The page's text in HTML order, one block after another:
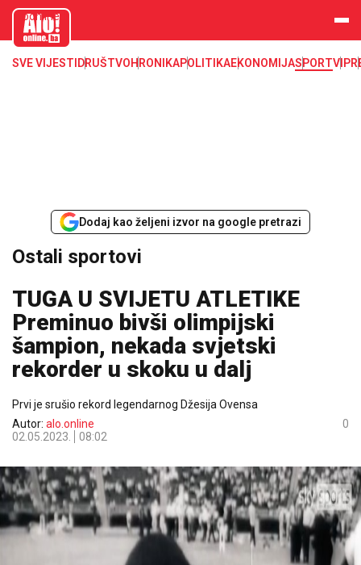
aloonline.b
SVE VIJESTI DRUŠTVOHRONIKAPOLITIKAEKONOMIJASPORTVIP
Dodaj kao željeni izvor na google pretrazi
Ostali sportovi
TUGA U SVIJETU ATLETIKE
Preminuo bivši olimpijski
šampion, nekada svjetski
rekorder u skoku u dalj
Prvi je srušio rekord legendarnog Džesija Ovensa
Autor: alo.online
02.05.2023.
08:02
0